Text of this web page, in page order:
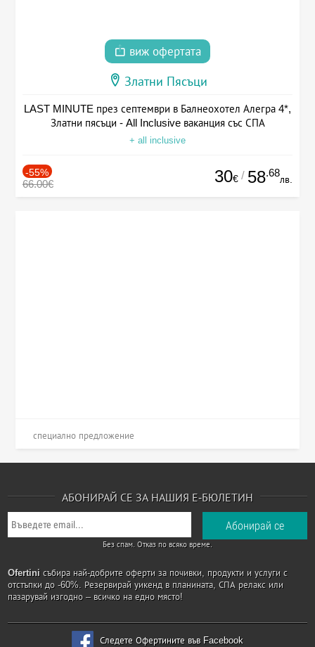
виж офертата
Златни Пясъци
LAST MINUTE през септември в Балнеохотел Алегра 4*,
Златни пясъци - All Inclusive ваканция със СПА
+ all inclusive
-55%
66.00€ 30€ / 58.68
лв.
специално предложение
АБОНИРАЙ СЕ ЗА НАШИЯ Е-БЮЛЕТИН
Без спам. Отказ по всяко време.
Ofertini събира най-добрите оферти за почивки, продукти и услуги с
отстъпки до -60%. Резервирай уикенд в планината, СПА релакс или
пазарувай изгодно – всичко на едно място!
Следете Офертините във Facebook